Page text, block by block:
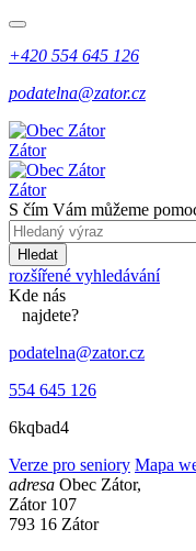
+420 554 645 126
podatelna@zator.cz
Zátor
Zátor
S čím Vám můžeme
Hledat
rozšířené vyhledávání
Kde nás
najdete?
podatelna@zator.cz
554 645 126
6kqbad4
Verze pro seniory Mapa
adresa Obec Zátor,
Zátor 107
793 16 Zátor